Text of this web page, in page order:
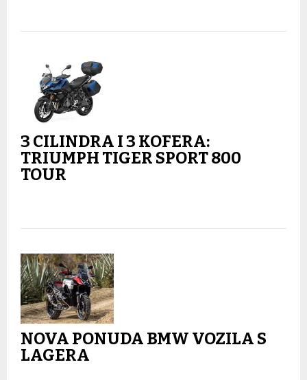
3 CILINDRA I 3 KOFERA:
TRIUMPH TIGER SPORT 800
TOUR
NOVA PONUDA BMW VOZILA S
LAGERA